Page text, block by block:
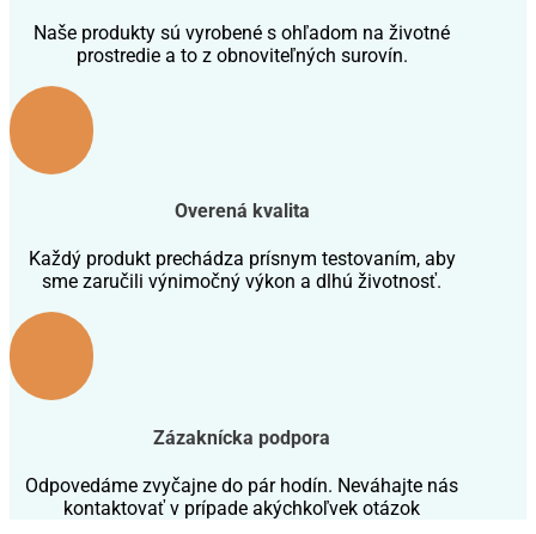
Naše produkty sú vyrobené s ohľadom na životné
prostredie a to z obnoviteľných surovín.
Overená kvalita
Každý produkt prechádza prísnym testovaním, aby
sme zaručili výnimočný výkon a dlhú životnosť.
Zázaknícka podpora
Odpovedáme zvyčajne do pár hodín. Neváhajte nás
kontaktovať v prípade akýchkoľvek otázok